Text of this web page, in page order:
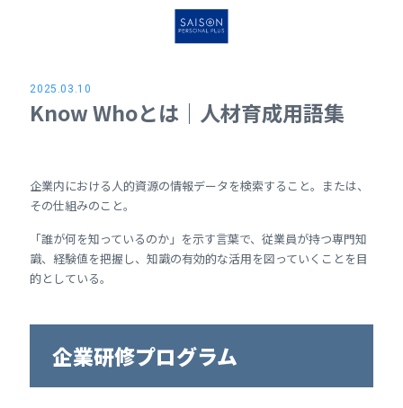
2025.03.10
Know Whoとは｜人材育成用語集
企業内における人的資源の情報データを検索すること。または、
その仕組みのこと。
「誰が何を知っているのか」を示す言葉で、従業員が持つ専門知
識、経験値を把握し、知識の有効的な活用を図っていくことを目
的としている。
企業研修プログラム